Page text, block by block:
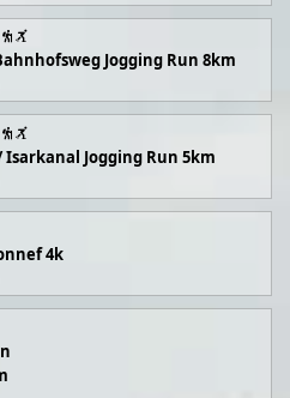
Jogging Run 8km
Isarkanal Jogging Run 5km
4k